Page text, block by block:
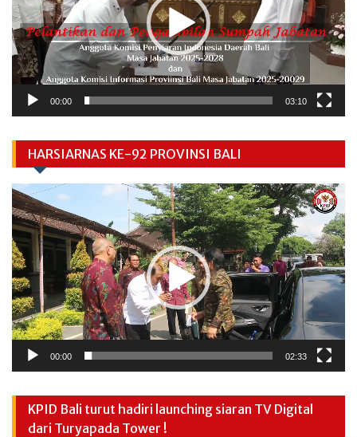
00:00 03:10
HARSIARNAS KE-92 PROVINSI BALI
Video
Player
00:00 02:33
KPID Bali turut hadiri launching siaran TV Digital
dari Turyapada Tower !